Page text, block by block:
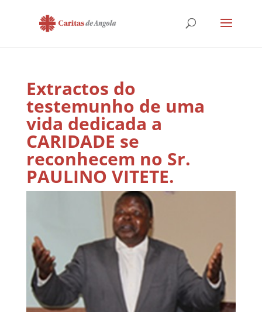
Extractos do
testemunho de uma
vida dedicada a
CARIDADE se
reconhecem no Sr.
PAULINO VITETE.